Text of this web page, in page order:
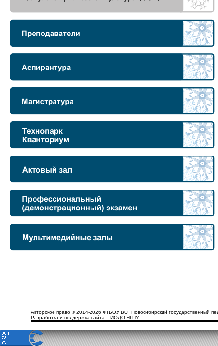
Авторское право © 2014-2026 ФГБОУ ВО "Новосибирский государственный
Разработка и поддержка сайта – ИОДО НГПУ